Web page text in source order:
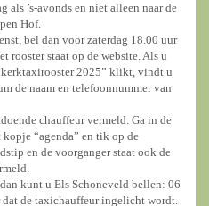
’s-avonds en niet alleen naar de
Hof.
bel dan voor zaterdag 18.00 uur
rooster staat op de website. Als u
2025” klikt, vindt u
de naam en telefoonnummer van
chauffeur vermeld. Ga in de
kopje “agenda” en tik op de
en de voorganger staat ook de
kunt u Els Schoneveld bellen: 06
de taxichauffeur ingelicht wordt.